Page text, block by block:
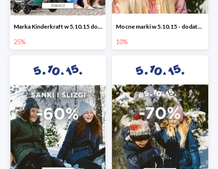
Marka Kinderkraft w 5.10.15 do -25%
25%
Mocne marki w 5.10.15 - dodatkowe -10% rabatu
10%